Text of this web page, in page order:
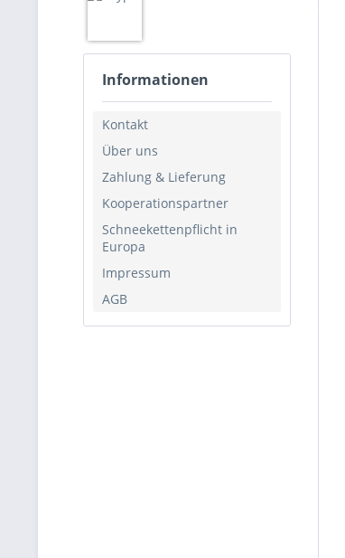
Informationen
Kontakt
Über uns
Zahlung & Lieferung
Kooperationspartner
Schneekettenpflicht in
Europa
Impressum
AGB